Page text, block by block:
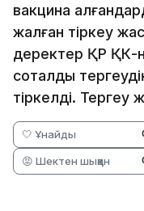
вакцина
жалған тіркеу
деректер ҚР ҚК-
соталды
тіркелді. Тергеу
🤍 Ұнайды
😡 Шектен шыққан